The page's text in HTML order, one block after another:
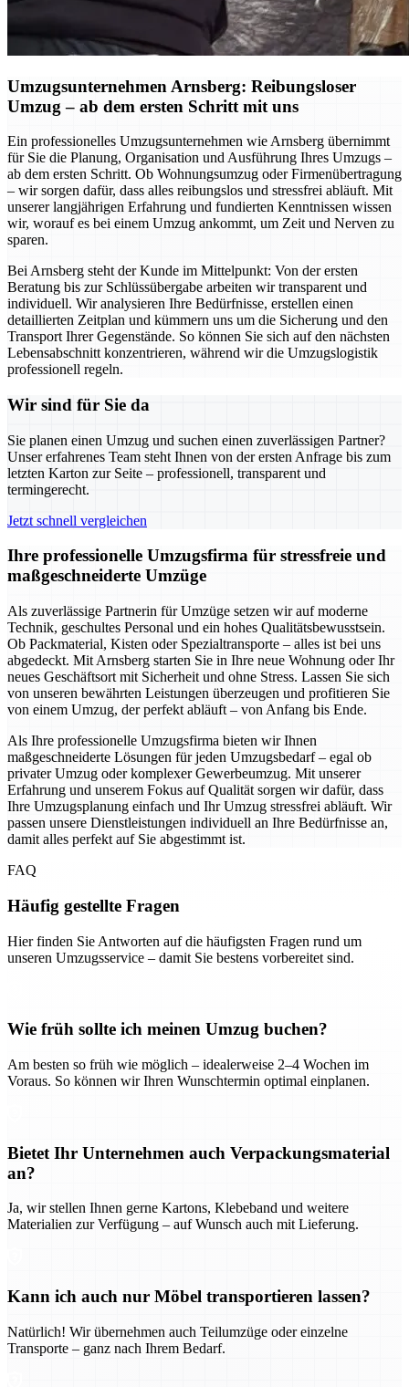
Umzugsunternehmen Arnsberg: Reibungsloser
Umzug – ab dem ersten Schritt mit uns
Ein professionelles Umzugsunternehmen wie Arnsberg übernimmt
für Sie die Planung, Organisation und Ausführung Ihres Umzugs –
ab dem ersten Schritt. Ob Wohnungsumzug oder Firmenübertragung
– wir sorgen dafür, dass alles reibungslos und stressfrei abläuft. Mit
unserer langjährigen Erfahrung und fundierten Kenntnissen wissen
wir, worauf es bei einem Umzug ankommt, um Zeit und Nerven zu
sparen.
Bei Arnsberg steht der Kunde im Mittelpunkt: Von der ersten
Beratung bis zur Schlüssübergabe arbeiten wir transparent und
individuell. Wir analysieren Ihre Bedürfnisse, erstellen einen
detaillierten Zeitplan und kümmern uns um die Sicherung und den
Transport Ihrer Gegenstände. So können Sie sich auf den nächsten
Lebensabschnitt konzentrieren, während wir die Umzugslogistik
professionell regeln.
Wir sind für Sie da
Sie planen einen Umzug und suchen einen zuverlässigen Partner?
Unser erfahrenes Team steht Ihnen von der ersten Anfrage bis zum
letzten Karton zur Seite – professionell, transparent und
termingerecht.
Jetzt schnell vergleichen
Ihre professionelle Umzugsfirma für stressfreie und
maßgeschneiderte Umzüge
Als zuverlässige Partnerin für Umzüge setzen wir auf moderne
Technik, geschultes Personal und ein hohes Qualitätsbewusstsein.
Ob Packmaterial, Kisten oder Spezialtransporte – alles ist bei uns
abgedeckt. Mit Arnsberg starten Sie in Ihre neue Wohnung oder Ihr
neues Geschäftsort mit Sicherheit und ohne Stress. Lassen Sie sich
von unseren bewährten Leistungen überzeugen und profitieren Sie
von einem Umzug, der perfekt abläuft – von Anfang bis Ende.
Als Ihre professionelle Umzugsfirma bieten wir Ihnen
maßgeschneiderte Lösungen für jeden Umzugsbedarf – egal ob
privater Umzug oder komplexer Gewerbeumzug. Mit unserer
Erfahrung und unserem Fokus auf Qualität sorgen wir dafür, dass
Ihre Umzugsplanung einfach und Ihr Umzug stressfrei abläuft. Wir
passen unsere Dienstleistungen individuell an Ihre Bedürfnisse an,
damit alles perfekt auf Sie abgestimmt ist.
FAQ
Häufig gestellte Fragen
Hier finden Sie Antworten auf die häufigsten Fragen rund um
unseren Umzugsservice – damit Sie bestens vorbereitet sind.
Wie früh sollte ich meinen Umzug buchen?
Am besten so früh wie möglich – idealerweise 2–4 Wochen im
Voraus. So können wir Ihren Wunschtermin optimal einplanen.
Bietet Ihr Unternehmen auch Verpackungsmaterial
an?
Ja, wir stellen Ihnen gerne Kartons, Klebeband und weitere
Materialien zur Verfügung – auf Wunsch auch mit Lieferung.
Kann ich auch nur Möbel transportieren lassen?
Natürlich! Wir übernehmen auch Teilumzüge oder einzelne
Transporte – ganz nach Ihrem Bedarf.